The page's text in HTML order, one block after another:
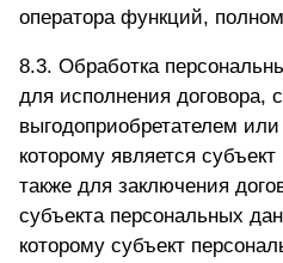
оператора функций,
8.3. Обработка
для исполнения договора,
выгодоприобретателем
которому является
также для заключения
субъекта персональных
которому субъект